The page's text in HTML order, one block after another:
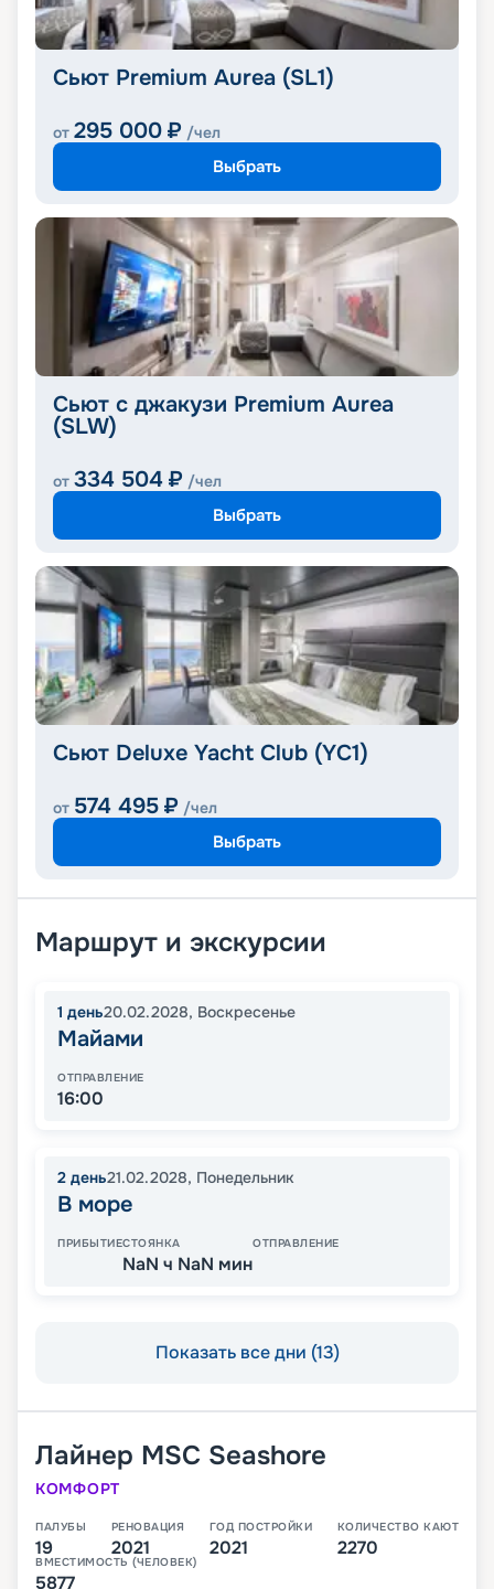
Сьют Premium Aurea (SL1)
от 295 000 ₽ /чел
Выбрать
Сьют с джакузи Premium Aurea
(SLW)
от 334 504 ₽ /чел
Выбрать
Сьют Deluxe Yacht Club (YC1)
от 574 495 ₽ /чел
Выбрать
Маршрут и экскурсии
1 день20.02.2028, Воскресенье
Майами
ОТПРАВЛЕНИЕ
16:00
2 день21.02.2028, Понедельник
В море
ПРИБЫТИЕСТОЯНКА
NaN ч NaN мин
ОТПРАВЛЕНИЕ
Показать все дни (13)
Лайнер MSC Seashore
КОМФОРТ
ПАЛУБЫ
19
РЕНОВАЦИЯ
2021
ГОД ПОСТРОЙКИ
2021
КОЛИЧЕСТВО КАЮТ
2270
ВМЕСТИМОСТЬ (ЧЕЛОВЕК)
5877